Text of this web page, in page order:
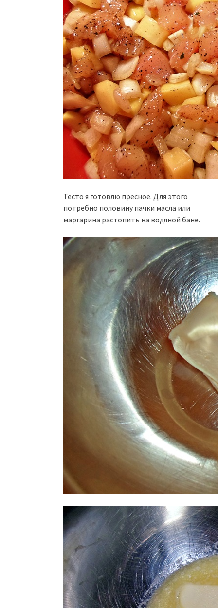
Тесто я готовлю пресное. Для этого
потребно половину пачки масла или
маргарина растопить на водяной бане.